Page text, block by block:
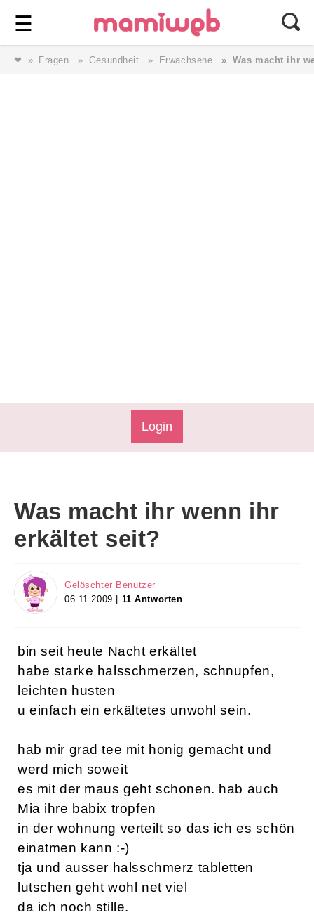
☰ ⎯ Wir lieben Familie ⎯
❤ Fragen Gesundheit Erwachsene Was macht ihr
Login
Was macht ihr wenn ihr
erkältet seit?
Gelöschter Benutzer
06.11.2009 | 11 Antworten
bin seit heute Nacht erkältet
habe starke halsschmerzen, schnupfen,
leichten husten
u einfach ein erkältetes unwohl sein.
hab mir grad tee mit honig gemacht und
werd mich soweit
es mit der maus geht schonen. hab auch
Mia ihre babix tropfen
in der wohnung verteilt so das ich es schön
einatmen kann :-)
tja und ausser halsschmerz tabletten
lutschen geht wohl net viel
da ich noch stille.